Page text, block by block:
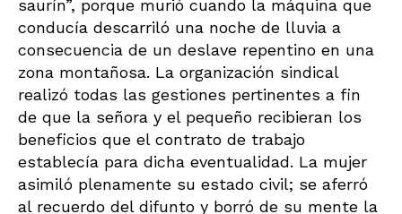
saurín”, porque murió cuando la máquina que
conducía descarriló una noche de lluvia a
consecuencia de un deslave repentino en una
zona montañosa. La organización sindical
realizó todas las gestiones pertinentes a fin
de que la señora y el pequeño recibieran los
beneficios que el contrato de trabajo
establecía para dicha eventualidad. La mujer
asimiló plenamente su estado civil; se aferró
al recuerdo del difunto y borró de su mente la